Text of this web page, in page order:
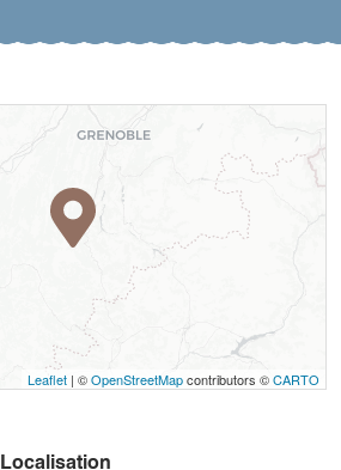
Leaflet | ©OpenStreetMapcontributors ©CARTO
Localisation